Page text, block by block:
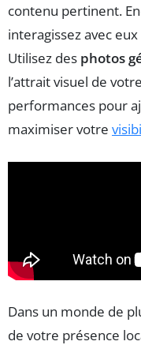
contenu pertinent.
interagissez avec
Utilisez des photos
l’attrait visuel de
performances pour
maximiser votre
Dans un monde de
de votre présence